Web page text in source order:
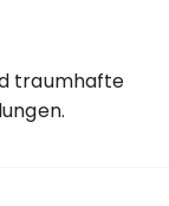
traumhafte